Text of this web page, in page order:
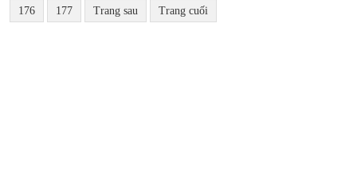
176 177 Trang sau Trang cuối